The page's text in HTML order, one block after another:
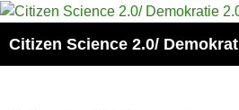
Zum
springen
Citizen Science 2.0/